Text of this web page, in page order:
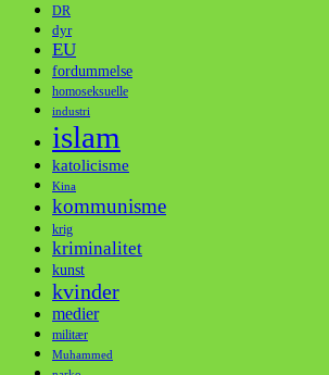
DR
dyr
EU
fordummelse
homoseksuelle
industri
islam
katolicisme
Kina
kommunisme
krig
kriminalitet
kunst
kvinder
medier
militær
Muhammed